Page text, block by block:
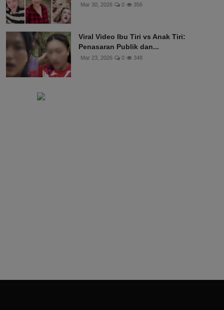
Mar 30, 2026 0 356
Viral Video Ibu Tiri vs Anak Tiri:
Penasaran Publik dan...
Mar 23, 2026 0 348